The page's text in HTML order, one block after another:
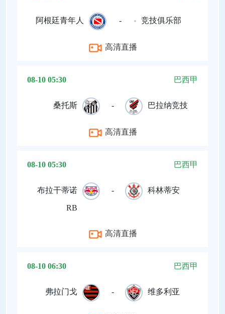
阿根廷青年人 - 竞技俱乐部
高清直播
08-10 05:30 巴西甲
桑托斯 - 巴拉纳竞技
高清直播
08-10 05:30 巴西甲
布拉干蒂诺
RB
- 科林蒂安
高清直播
08-10 06:30 巴西甲
弗拉门戈 - 维多利亚